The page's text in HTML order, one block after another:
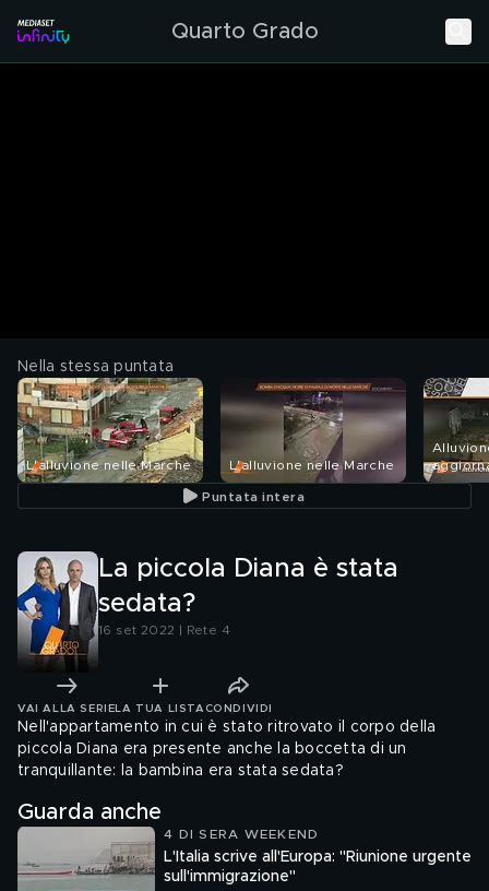
Quarto Grado
Nella stessa puntata
L'alluvione nelle Marche L'alluvione nelle Marche
Puntata intera
La piccola Diana è stata
sedata?
16 set 2022 | Rete 4
VAI ALLA SERIE LA TUA LISTA CONDIVIDI
Nell'appartamento in cui è stato ritrovato il corpo della
piccola Diana era presente anche la boccetta di un
tranquillante: la bambina era stata sedata?
Guarda anche
4 DI SERA WEEKEND
L'Italia scrive all'Europa: "Riunione urgente
sull'immigrazione"